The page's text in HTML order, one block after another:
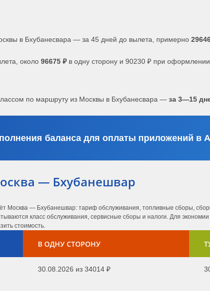
в Бхубанесвара — за 45 дней до вылета, примерно
около 96675 ₽ в одну сторону и 90230 ₽ при оформлении
по маршруту из Москвы в Бхубанесвара — за 3—15
баланса для оплаты приложений в
— Бхубанешвар
Москва — Бхубанешвар: тариф обслуживания, топливные сборы,
класс обслуживания, сервисные сборы и налоги. Для
стоимость.
В ОДНУ СТОРОНУ
30.08.2026 из 34014 ₽